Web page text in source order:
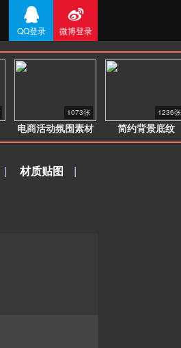

QQ登录

微博登录
电商活动氛围素材
1073张
简约背景底纹
1236张
| 材质贴图
|